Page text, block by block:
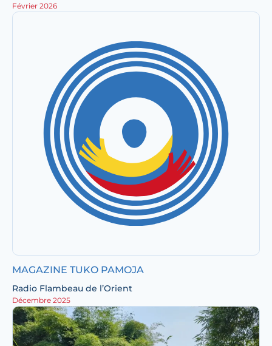
Février 2026
MAGAZINE TUKO PAMOJA
Radio Flambeau de l’Orient
Décembre 2025